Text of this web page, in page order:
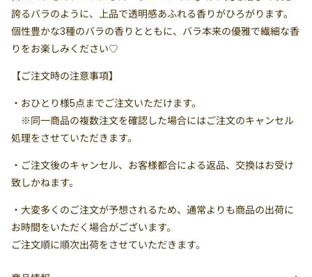
誇るバラのように、上品で透明感あふれる香りがひろがります。
個性豊かな3種のバラの香りとともに、バラ本来の優雅で繊細な香
りをお楽しみください♡
【ご注文時の注意事項】
・ おひとり様5点までご注文いただけます。
※同一商品の複数注文を確認した場合にはご注文のキャンセル
処理をさせていただきます。
・ご注文後のキャンセル、お客様都合による返品、交換はお受け
致しかねます。
・大変多くのご注文が予想されるため、通常よりも商品の出荷に
お時間をいただく場合がございます。
ご注文順に順次出荷をさせていただきます。